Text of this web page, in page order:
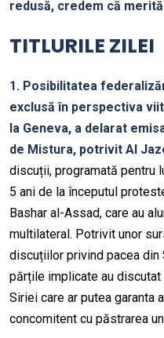
redusă, credem că
TITLURILE ZILEI
1. Posibilitatea
exclusă în perspectiva
la Geneva, a delarat
de Mistura, potrivit Al
discuții, programată pentru
5 ani de la începutul
Bashar al-Assad, care au
multilateral. Potrivit unor
discuțiilor privind pacea
părțile implicate au
Siriei care ar putea garanta
concomitent cu păstrarea